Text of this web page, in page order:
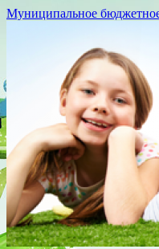
Муниципальное бюджетное